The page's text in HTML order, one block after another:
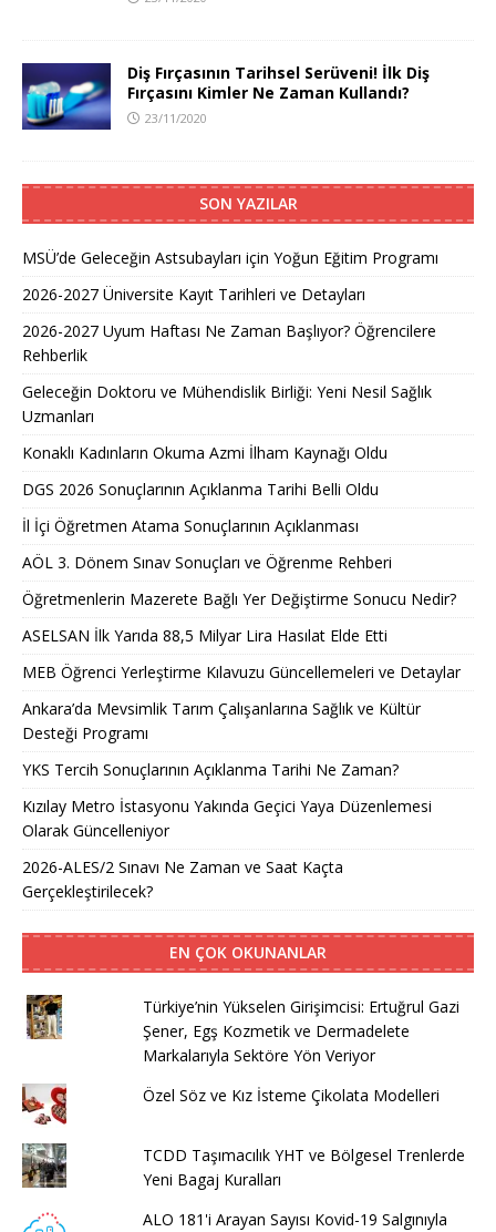
Diş Fırçasının Tarihsel Serüveni! İlk Diş
Fırçasını Kimler Ne Zaman Kullandı?
23/11/2020
SON YAZILAR
MSÜ’de Geleceğin Astsubayları için Yoğun Eğitim Programı
2026-2027 Üniversite Kayıt Tarihleri ve Detayları
2026-2027 Uyum Haftası Ne Zaman Başlıyor? Öğrencilere
Rehberlik
Geleceğin Doktoru ve Mühendislik Birliği: Yeni Nesil Sağlık
Uzmanları
Konaklı Kadınların Okuma Azmi İlham Kaynağı Oldu
DGS 2026 Sonuçlarının Açıklanma Tarihi Belli Oldu
İl İçi Öğretmen Atama Sonuçlarının Açıklanması
AÖL 3. Dönem Sınav Sonuçları ve Öğrenme Rehberi
Öğretmenlerin Mazerete Bağlı Yer Değiştirme Sonucu Nedir?
ASELSAN İlk Yarıda 88,5 Milyar Lira Hasılat Elde Etti
MEB Öğrenci Yerleştirme Kılavuzu Güncellemeleri ve Detaylar
Ankara’da Mevsimlik Tarım Çalışanlarına Sağlık ve Kültür
Desteği Programı
YKS Tercih Sonuçlarının Açıklanma Tarihi Ne Zaman?
Kızılay Metro İstasyonu Yakında Geçici Yaya Düzenlemesi
Olarak Güncelleniyor
2026-ALES/2 Sınavı Ne Zaman ve Saat Kaçta
Gerçekleştirilecek?
EN ÇOK OKUNANLAR
Türkiye’nin Yükselen Girişimcisi: Ertuğrul Gazi
Şener, Egş Kozmetik ve Dermadelete
Markalarıyla Sektöre Yön Veriyor
Özel Söz ve Kız İsteme Çikolata Modelleri
TCDD Taşımacılık YHT ve Bölgesel Trenlerde
Yeni Bagaj Kuralları
ALO 181'i Arayan Sayısı Kovid-19 Salgınıyla